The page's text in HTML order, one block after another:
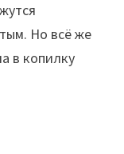
Но всё же
в копилку